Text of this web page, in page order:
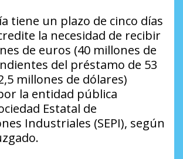
tiene un plazo de cinco días
la necesidad de recibir
de euros (40 millones de
del préstamo de 53
millones de dólares)
la entidad pública
Estatal de
Industriales (SEPI), según